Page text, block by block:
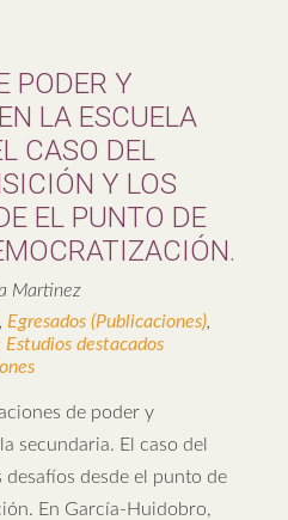
PODER Y
LA ESCUELA
CASO DEL
Y LOS
EL PUNTO DE
Martinez
Egresados (Publicaciones),
Estudios destacados
de poder y
secundaria. El caso del
desde el punto de
En García-Huidobro,